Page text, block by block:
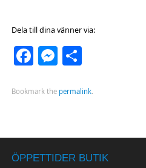
Dela till dina vänner via:
Facebook
Messenger
Dela
Bookmark the permalink.
ÖPPETTIDER BUTIK